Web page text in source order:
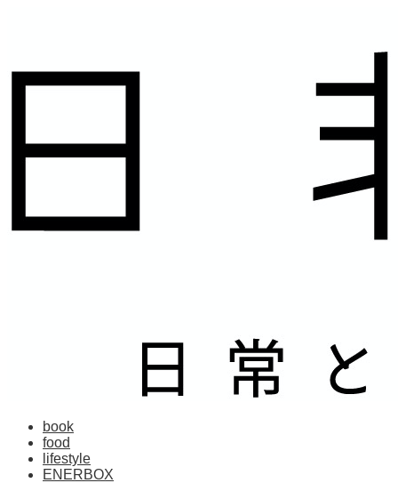
book
food
lifestyle
ENERBOX